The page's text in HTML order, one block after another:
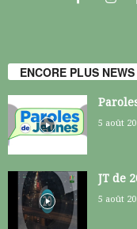
ENCORE PLUS NEWS
5 août
JT de
5 août